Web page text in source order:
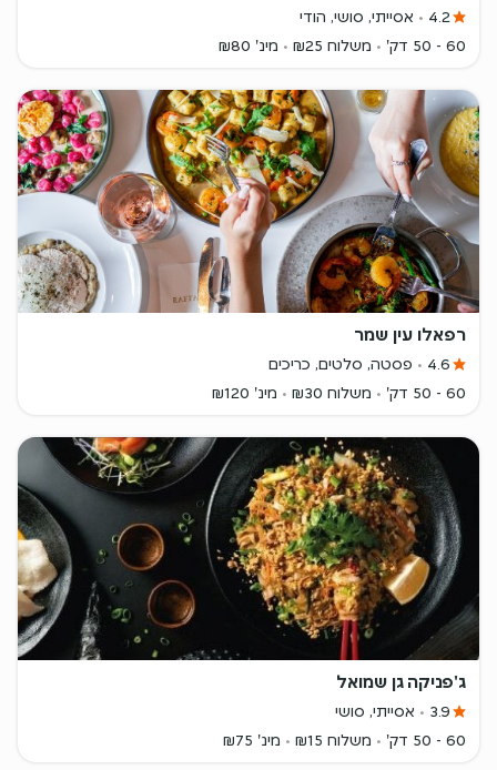
4.2
אסייתי, סושי, הודי
60 - 50 דק'
משלוח ₪25 מינ' ₪80
רפאלו עין שמר
4.6
פסטה, סלטים, כריכים
60 - 50 דק'
משלוח ₪30 מינ' ₪120
ג'פניקה גן שמואל
3.9
אסייתי, סושי
60 - 50 דק'
משלוח ₪15 מינ' ₪75